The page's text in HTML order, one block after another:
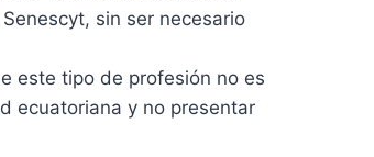
sin ser necesario
este tipo de profesión no es
ecuatoriana y no presentar